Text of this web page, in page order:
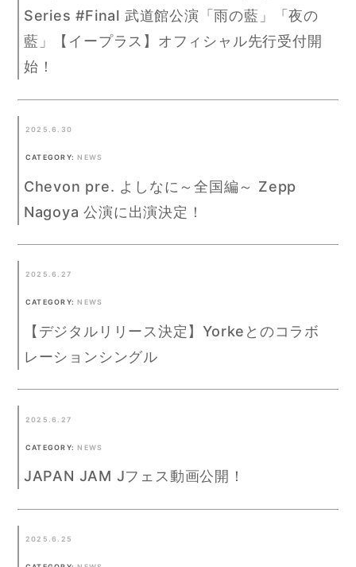
Series #Final 武道館公演「雨の藍」「夜の
藍」【イープラス】オフィシャル先行受付開
始！
2025.6.30
CATEGORY: NEWS
Chevon pre. よしなに～全国編～ Zepp
Nagoya 公演に出演決定！
2025.6.27
CATEGORY: NEWS
【デジタルリリース決定】Yorkeとのコラボ
レーションシングル
2025.6.27
CATEGORY: NEWS
JAPAN JAM Jフェス動画公開！
2025.6.25